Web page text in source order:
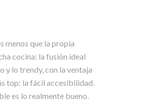
menos que la propia
cocina: la fusión ideal
y lo trendy, con la ventaja
top: la fácil accesibilidad.
es lo realmente bueno.